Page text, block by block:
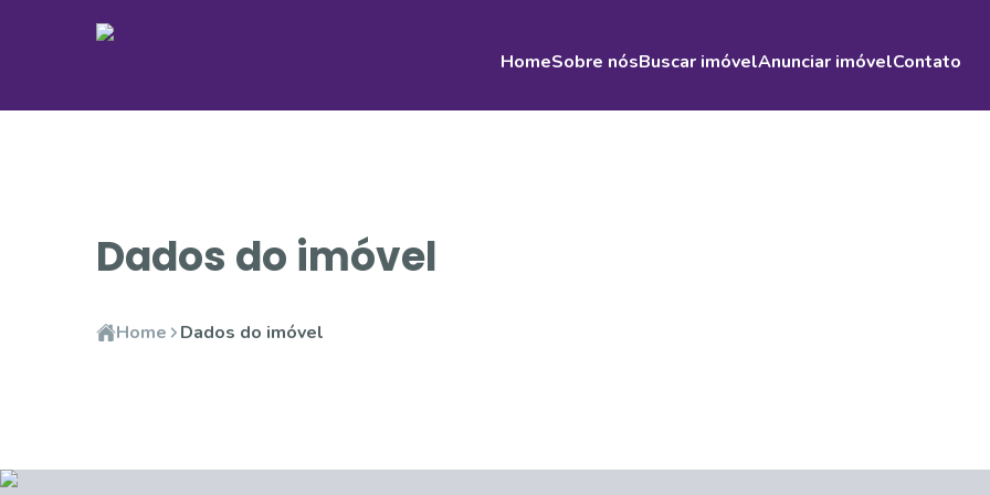
HomeSobre nósBuscar imóvelAnunciar imóvelContato
Dados do imóvel
Home Dados do imóvel